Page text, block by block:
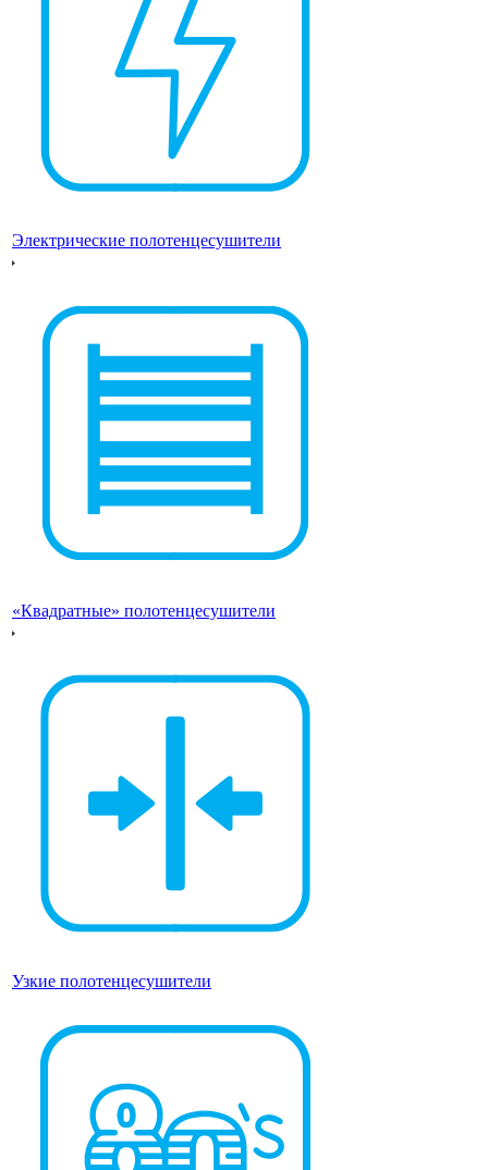
Электрические полотенцесушители
«Квадратные» полотенцесушители
Узкие полотенцесушители